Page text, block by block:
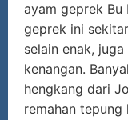
ayam geprek Bu
geprek ini
selain enak,
kenangan.
hengkang dari
remahan